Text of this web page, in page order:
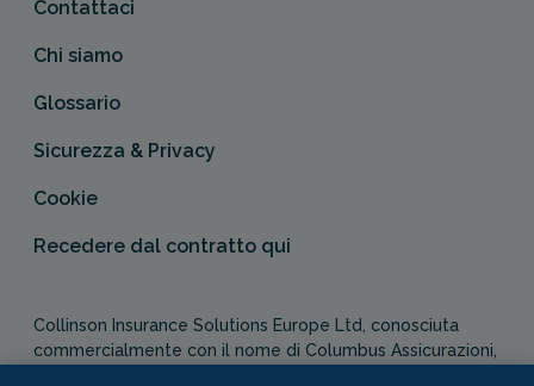
Contattaci
Chi siamo
Glossario
Sicurezza & Privacy
Cookie
Recedere dal contratto qui
Collinson Insurance Solutions Europe Ltd, conosciuta
commercialmente con il nome di Columbus Assicurazioni,